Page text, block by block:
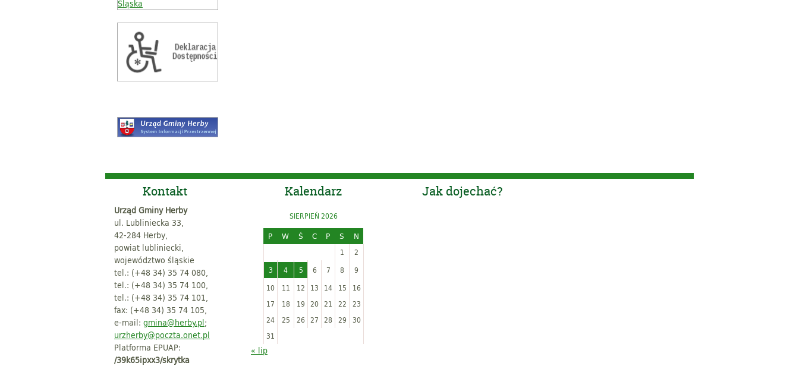
Kontakt
Urząd Gminy Herby
ul. Lubliniecka 33,
42-284 Herby,
powiat lubliniecki,
województwo śląskie
tel.: (+48 34) 35 74 080,
tel.: (+48 34) 35 74 100,
tel.: (+48 34) 35 74 101,
fax: (+48 34) 35 74 105,
e-mail: gmina@herby.pl;
urzherby@poczta.onet.pl
Platforma EPUAP:
/39k65ipxx3/skrytka
Kalendarz
SIERPIEŃ 2026
P
W Ś C P S
N
1
2
3
4 5 6 7 8
9
10
11 12 13 14 15
16
17
18 19 20 21 22
23
24
25 26 27 28 29
30
31
« lip
Jak dojechać?